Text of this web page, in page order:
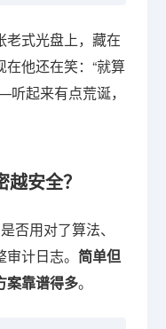
老式光盘上，藏在
他还在笑：“就算
起来有点荒诞，
安全？
否用对了算法、
计日志。 简单但
案靠谱得多。